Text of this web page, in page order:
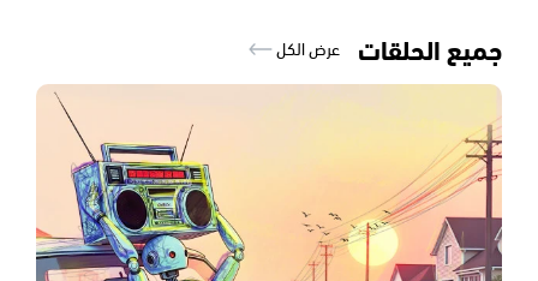
جميع الحلقات عرض الكل